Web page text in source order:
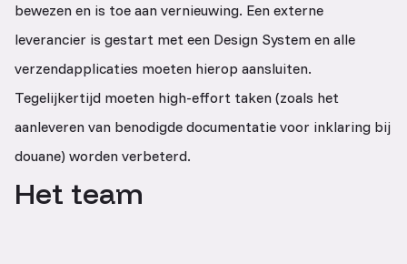
bewezen en is toe aan vernieuwing. Een externe
leverancier is gestart met een Design System en alle
verzendapplicaties moeten hierop aansluiten.
Tegelijkertijd moeten high-effort taken (zoals het
aanleveren van benodigde documentatie voor inklaring bij
douane) worden verbeterd.
Het team